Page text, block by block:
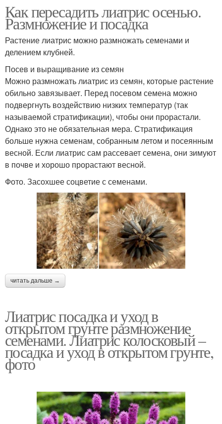
Как пересадить лиатрис осенью.
Размножение и посадка
Растение лиатрис можно размножать семенами и
делением клубней.
Посев и выращивание из семян
Можно размножать лиатрис из семян, которые растение
обильно завязывает. Перед посевом семена можно
подвергнуть воздействию низких температур (так
называемой стратификации), чтобы они прорастали.
Однако это не обязательная мера. Стратификация
больше нужна семенам, собранным летом и посеянным
весной. Если лиатрис сам рассевает семена, они зимуют
в почве и хорошо прорастают весной.
Фото. Засохшее соцветие с семенами.
читать дальше →
Лиатрис посадка и уход в
открытом грунте размножение
семенами. Лиатрис колосковый –
посадка и уход в открытом грунте,
фото